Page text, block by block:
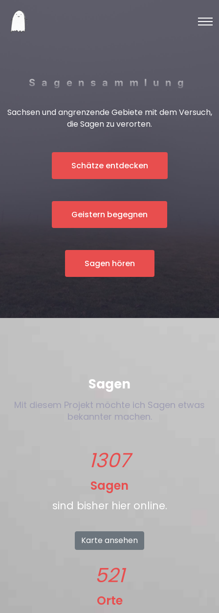
Sagensammlung
Sachsen und angrenzende Gebiete mit dem Versuch,
die Sagen zu verorten.
Schätze entdecken
Geistern begegnen
Sagen hören
Sagen
Mit diesem Projekt möchte ich Sagen etwas
bekannter machen.
1307
Sagen
sind bisher hier online.
Karte ansehen
521
Orte